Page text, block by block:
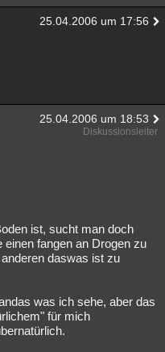
25.04.2006 um 17:56
25.04.2006 um 18:53
Diskussionsleiter
ist, sucht man doch
einen fangen an Drogen zu
daswas ist zu
was ich sehe, aber das
für mich